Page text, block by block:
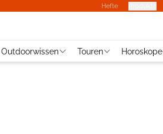
Hefte
Outdoorwissen Touren Horoskope